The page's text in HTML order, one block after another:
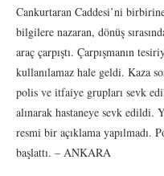
Cankurtaran Caddesi’ni
bilgilere nazaran, dönüş
araç çarpıştı. Çarpışmanın
kullanılamaz hale geldi. Kaza
polis ve itfaiye grupları sevk
alınarak hastaneye sevk edildi.
resmi bir açıklama yapılmadı.
başlattı. – ANKARA